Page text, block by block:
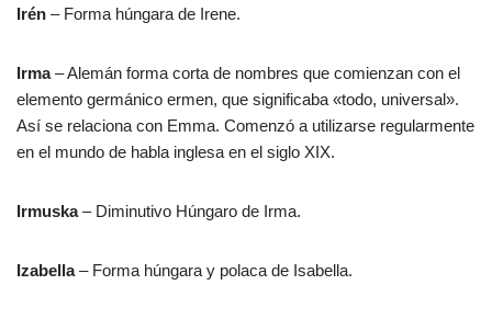
Irén – Forma húngara de Irene.
Irma– Alemán forma corta de nombres que comienzan con el
elemento germánico ermen, que significaba «todo, universal».
Así se relaciona con Emma. Comenzó a utilizarse regularmente
en el mundo de habla inglesa en el siglo XIX.
Irmuska– Diminutivo Húngaro de Irma.
Izabella– Forma húngara y polaca de Isabella.